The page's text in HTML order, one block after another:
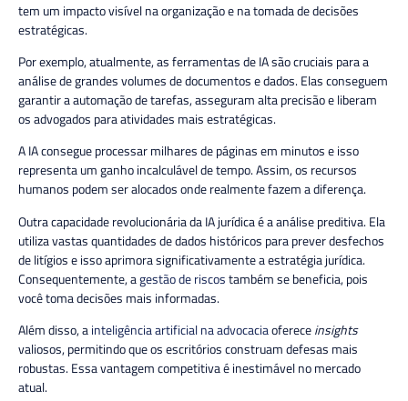
tem um impacto visível na organização e na tomada de decisões
estratégicas.
Por exemplo, atualmente, as ferramentas de IA são cruciais para a
análise de grandes volumes de documentos e dados. Elas conseguem
garantir a automação de tarefas, asseguram alta precisão e liberam
os advogados para atividades mais estratégicas.
A IA consegue processar milhares de páginas em minutos e isso
representa um ganho incalculável de tempo. Assim, os recursos
humanos podem ser alocados onde realmente fazem a diferença.
Outra capacidade revolucionária da IA jurídica é a análise preditiva. Ela
utiliza vastas quantidades de dados históricos para prever desfechos
de litígios e isso aprimora significativamente a estratégia jurídica.
Consequentemente, agestão de riscostambém se beneficia, pois
você toma decisões mais informadas.
Além disso, ainteligência artificial na advocaciaofereceinsights
valiosos, permitindo que os escritórios construam defesas mais
robustas. Essa vantagem competitiva é inestimável no mercado
atual.